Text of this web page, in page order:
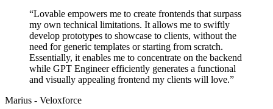
“Lovable empowers me to create frontends that surpass
my own technical limitations. It allows me to swiftly
develop prototypes to showcase to clients, without the
need for generic templates or starting from scratch.
Essentially, it enables me to concentrate on the backend
while GPT Engineer efficiently generates a functional
and visually appealing frontend my clients will love.”
Marius - Veloxforce